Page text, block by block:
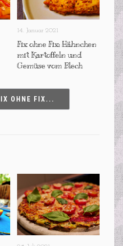
14. Januar 2021
Fix ohne Fix: Hähnchen
mit Kartoffeln und
Gemüse vom Blech
OHNE FIX...